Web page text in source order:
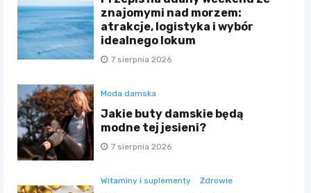
znajomymi nad morzem:
atrakcje, logistyka i wybór
idealnego lokum
7 sierpnia 2026
Moda damska
Jakie buty damskie będą
modne tej jesieni?
7 sierpnia 2026
Witaminy i suplementy Zdrowie